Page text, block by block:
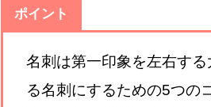
ポイント
名刺は第一印象を左右す
る名刺にするための5つの